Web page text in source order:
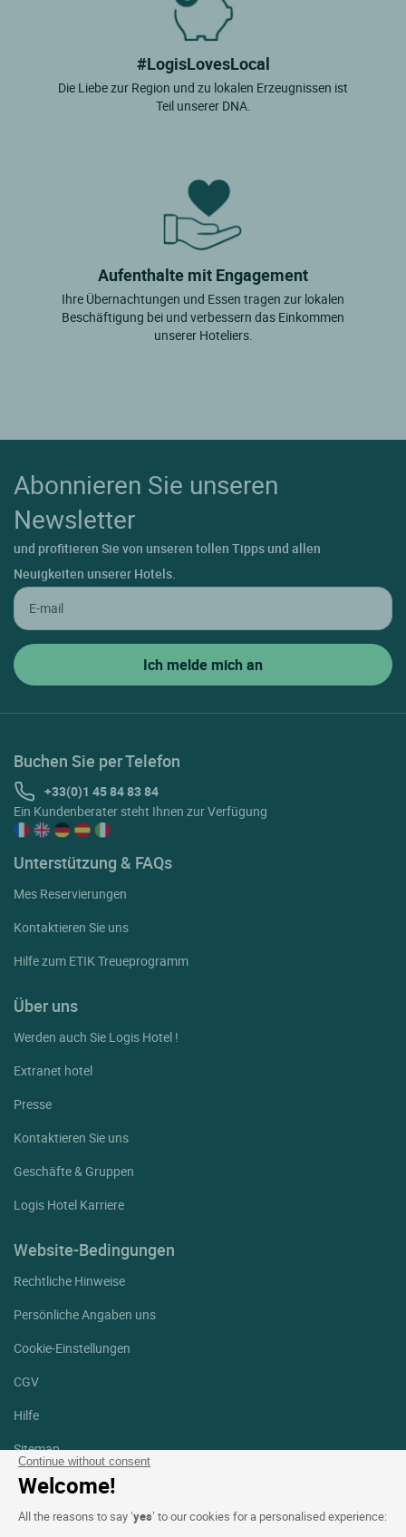
Continue without consent
Welcome!
All the reasons to say ‘yes’ to our cookies for a personalised experience:
#LogisLovesLocal
Die Liebe zur Region und zu lokalen Erzeugnissen ist
Teil unserer DNA.
Aufenthalte mit Engagement
Ihre Übernachtungen und Essen tragen zur lokalen
Beschäftigung bei und verbessern das Einkommen
unserer Hoteliers.
Abonnieren Sie unseren
Newsletter
und profitieren Sie von unseren tollen Tipps und allen
Neuigkeiten unserer Hotels.
Buchen Sie per Telefon
+33(0)1 45 84 83 84
Ein Kundenberater steht Ihnen zur Verfügung
Unterstützung & FAQs
Mes Reservierungen
Kontaktieren Sie uns
Hilfe zum ETIK Treueprogramm
Über uns
Werden auch Sie Logis Hotel !
Extranet hotel
Presse
Kontaktieren Sie uns
Geschäfte & Gruppen
Logis Hotel Karriere
Website-Bedingungen
Rechtliche Hinweise
Persönliche Angaben uns
Cookie-Einstellungen
CGV
Hilfe
Sitemap
Fotodanksagungen
Folgen Sie uns